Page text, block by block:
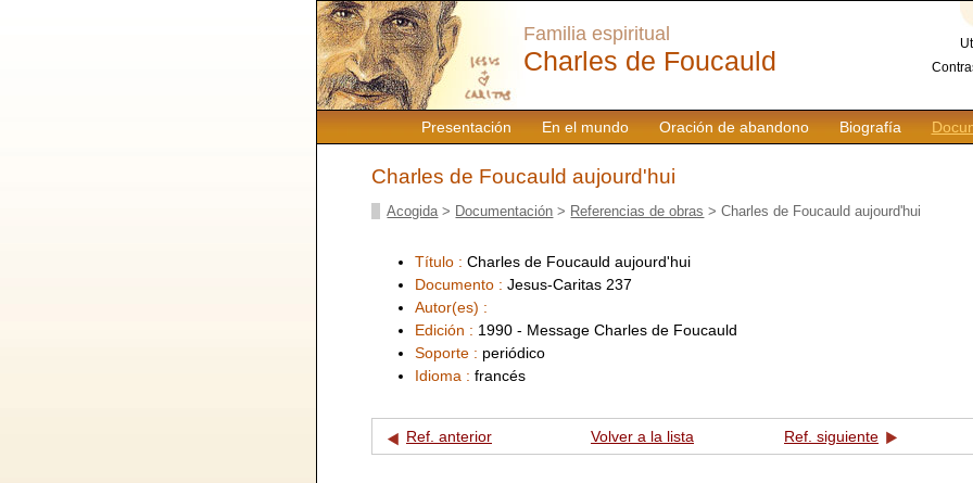
Presentación En el mundo Oración de abandono Biografía
Familia espiritual
Charles de Foucauld
Charles de Foucauld aujourd'hui
Acogida > Documentación > Referencias de obras > Charles de Foucauld aujourd'hui
Título : Charles de Foucauld aujourd'hui
Documento : Jesus-Caritas 237
Autor(es) :
Edición : 1990 - Message Charles de Foucauld
Soporte : periódico
Idioma : francés
Ref. anterior Volver a la lista Ref. siguiente